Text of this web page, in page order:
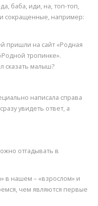
баба, иди, на, топ-топ,
и сокращенные, например:
пришли на сайт «Родная
тропинке».
сказать малыш?
написала справа
увидеть ответ, а
отгадывать в
в нашем – «взрослом» и
чем являются первые